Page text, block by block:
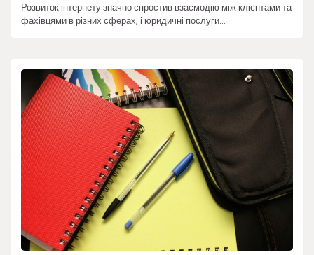
Розвиток інтернету значно спростив взаємодію між клієнтами та
фахівцями в різних сферах, і юридичні послуги…